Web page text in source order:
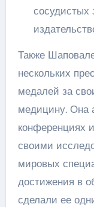
сосудистых
Также
нескольких
медалей за
медицину. Она
конференциях
своими
мировых
достижения в
сделали ее